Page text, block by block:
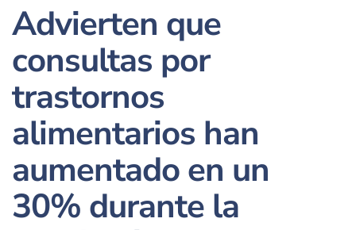
Advierten que
consultas por
trastornos
alimentarios han
aumentado en un
30% durante la